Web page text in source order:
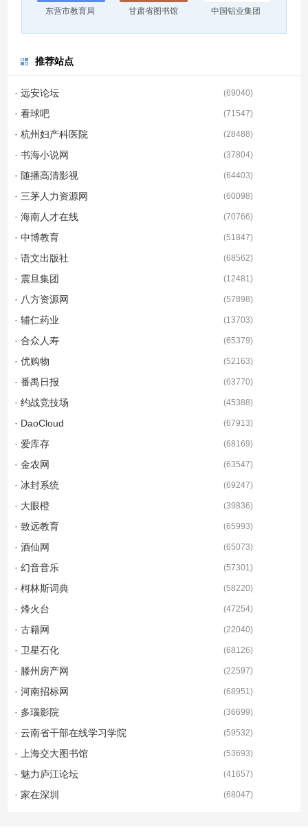
东营市教育局 甘肃省图书馆 中国铝业集团
推荐站点
· 远安论坛 (69040)
· 看球吧 (71547)
· 杭州妇产科医院 (28488)
· 书海小说网 (37804)
· 随播高清影视 (64403)
· 三茅人力资源网 (60098)
· 海南人才在线 (70766)
· 中博教育 (51847)
· 语文出版社 (68562)
· 震旦集团 (12481)
· 八方资源网 (57898)
· 辅仁药业 (13703)
· 合众人寿 (65379)
· 优购物 (52163)
· 番禺日报 (63770)
· 约战竞技场 (45388)
· DaoCloud (67913)
· 爱库存 (68169)
· 金农网 (63547)
· 冰封系统 (69247)
· 大眼橙 (39836)
· 致远教育 (65993)
· 酒仙网 (65073)
· 幻音音乐 (57301)
· 柯林斯词典 (58220)
· 烽火台 (47254)
· 古籍网 (22040)
· 卫星石化 (68126)
· 滕州房产网 (22597)
· 河南招标网 (68951)
· 多瑙影院 (36699)
· 云南省干部在线学习学院 (59532)
· 上海交大图书馆 (53693)
· 魅力庐江论坛 (41657)
· 家在深圳 (68047)